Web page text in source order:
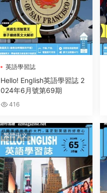
英語學習誌
Hello! English英語學習誌 2
024年6月號第69期
416
繁體中文